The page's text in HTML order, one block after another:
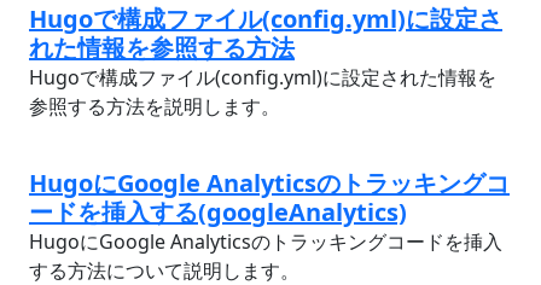
Hugoで構成ファイル(config.yml)に設定さ
れた情報を参照する方法
Hugoで構成ファイル(config.yml)に設定された情報を
参照する方法を説明します。
HugoにGoogle Analyticsのトラッキングコ
ードを挿入する(googleAnalytics)
HugoにGoogle Analyticsのトラッキングコードを挿入
する方法について説明します。